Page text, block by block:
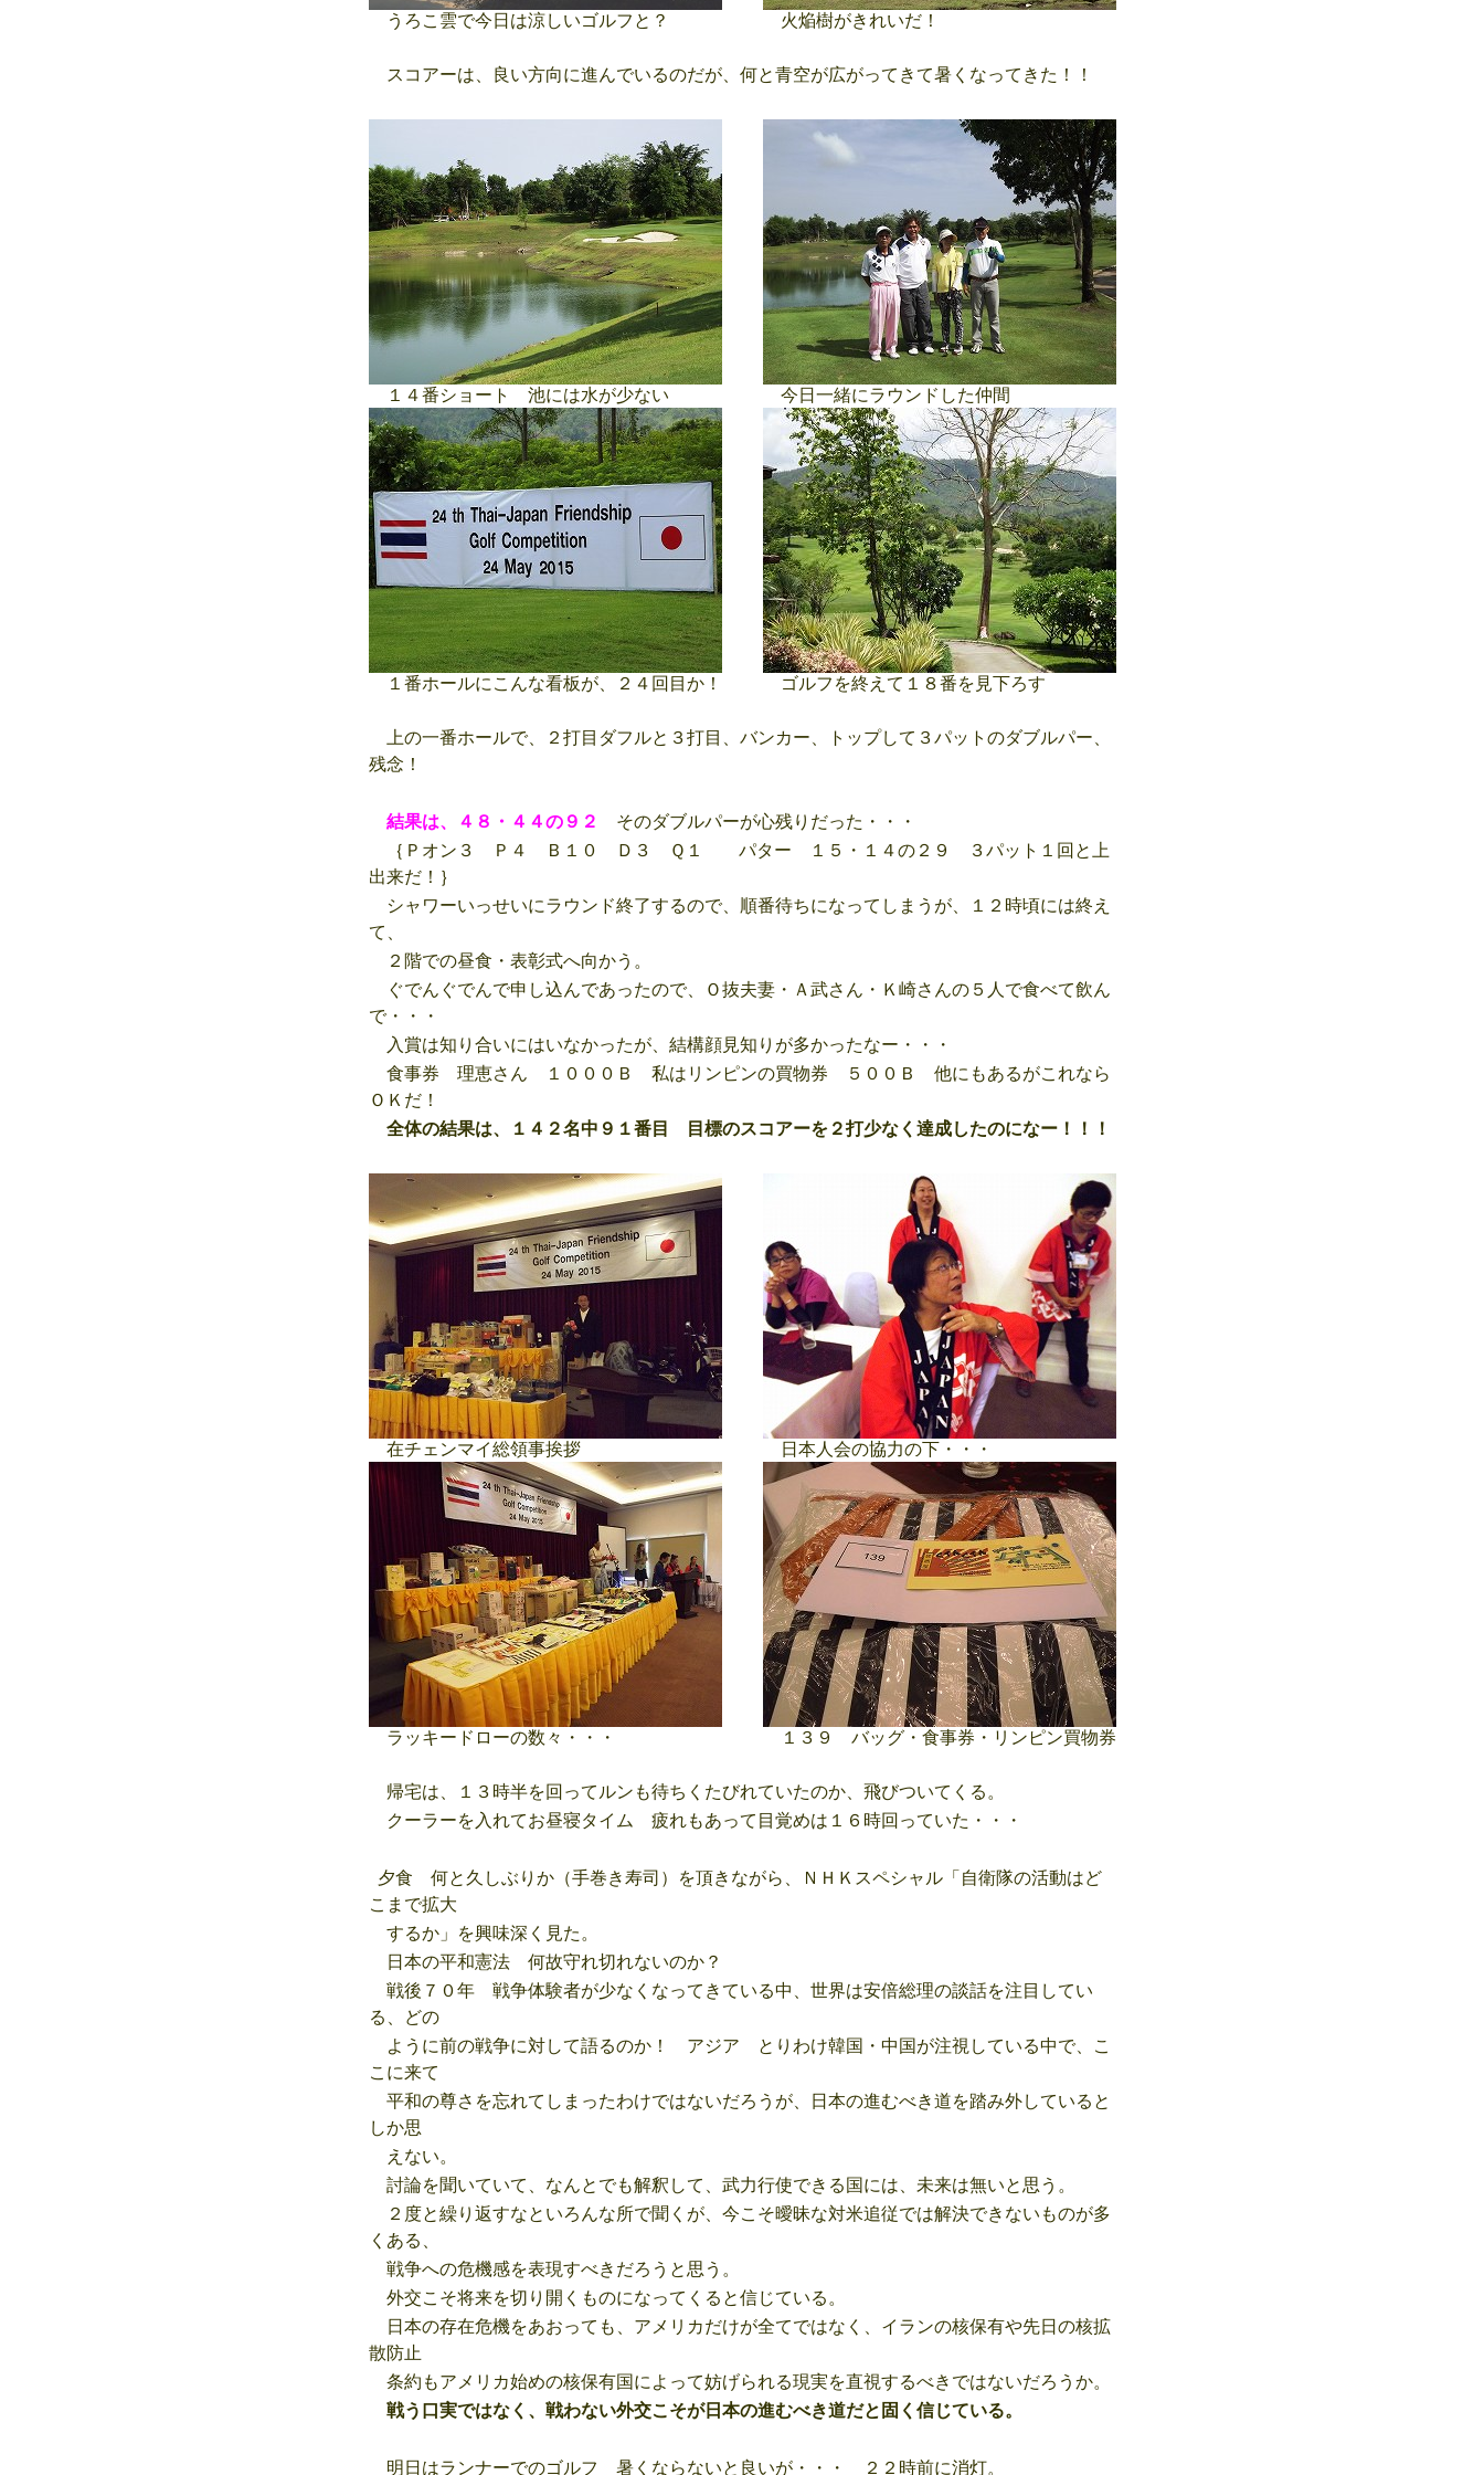
うろこ雲で今日は涼しいゴルフと？ 火焔樹がきれいだ！
スコアーは、良い方向に進んでいるのだが、何と青空が広がってきて暑くなってきた！！
１４番ショート 池には水が少ない 今日一緒にラウンドした仲間
１番ホールにこんな看板が、２４回目か！ ゴルフを終えて１８番を見下ろす
上の一番ホールで、２打目ダフルと３打目、バンカー、トップして３パットのダブルパー、
残念！
結果は、４８・４４の９２
そのダブルパーが心残りだった・・・
｛Ｐオン３ Ｐ４ Ｂ１０ Ｄ３ Ｑ１ パター １５・１４の２９ ３パット１回と上
出来だ！｝
シャワーいっせいにラウンド終了するので、順番待ちになってしまうが、１２時頃には終え
て、
２階での昼食・表彰式へ向かう。
ぐでんぐでんで申し込んであったので、Ｏ抜夫妻・Ａ武さん・Ｋ崎さんの５人で食べて飲ん
で・・・
入賞は知り合いにはいなかったが、結構顔見知りが多かったなー・・・
食事券 理恵さん １０００Ｂ 私はリンピンの買物券 ５００Ｂ 他にもあるがこれなら
ＯＫだ！
全体の結果は、１４２名中９１番目 目標のスコアーを２打少なく達成したのになー！！！
在チェンマイ総領事挨拶 日本人会の協力の下・・・
ラッキードローの数々・・・ １３９ バッグ・食事券・リンピン買物券
帰宅は、１３時半を回ってルンも待ちくたびれていたのか、飛びついてくる。
クーラーを入れてお昼寝タイム 疲れもあって目覚めは１６時回っていた・・・
夕食 何と久しぶりか（手巻き寿司）を頂きながら、ＮＨＫスペシャル「自衛隊の活動はど
こまで拡大
するか」を興味深く見た。
日本の平和憲法 何故守れ切れないのか？
戦後７０年 戦争体験者が少なくなってきている中、世界は安倍総理の談話を注目してい
る、どの
ように前の戦争に対して語るのか！ アジア とりわけ韓国・中国が注視している中で、こ
こに来て
平和の尊さを忘れてしまったわけではないだろうが、日本の進むべき道を踏み外していると
しか思
えない。
討論を聞いていて、なんとでも解釈して、武力行使できる国には、未来は無いと思う。
２度と繰り返すなといろんな所で聞くが、今こそ曖昧な対米追従では解決できないものが多
くある、
戦争への危機感を表現すべきだろうと思う。
外交こそ将来を切り開くものになってくると信じている。
日本の存在危機をあおっても、アメリカだけが全てではなく、イランの核保有や先日の核拡
散防止
条約もアメリカ始めの核保有国によって妨げられる現実を直視するべきではないだろうか。
戦う口実ではなく、戦わない外交こそが日本の進むべき道だと固く信じている。
明日はランナーでのゴルフ 暑くならないと良いが・・・ ２２時前に消灯。